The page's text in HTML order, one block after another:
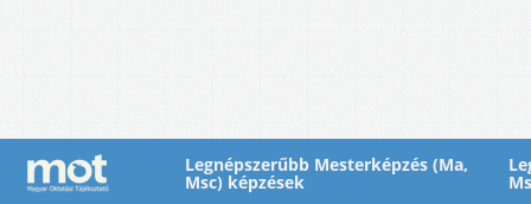
Legnépszerűbb Mesterképzés (Ma,
Msc) képzések